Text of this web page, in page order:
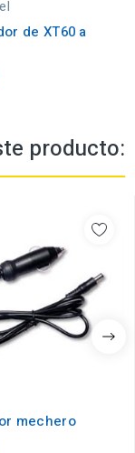
de XT60 a
producto:
mechero